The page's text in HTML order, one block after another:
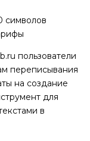
символов
пользователи
переписывания
на создание
для
в